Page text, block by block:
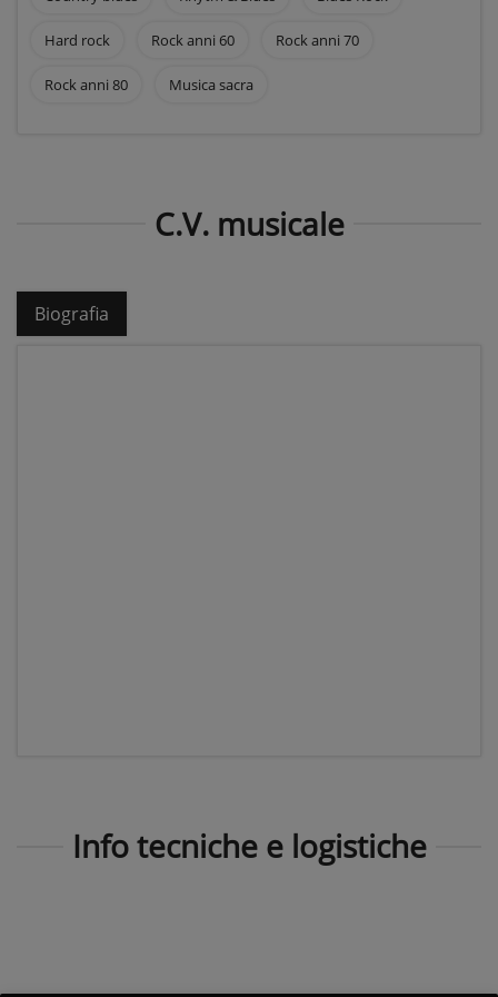
Hard rock Rock anni 60 Rock anni 70
Rock anni 80 Musica sacra
C.V. musicale
Biografia
Info tecniche e logistiche